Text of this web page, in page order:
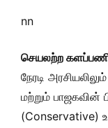
nn
செயலற்ற
நேரடி
மற்றும் பாஜகவின்